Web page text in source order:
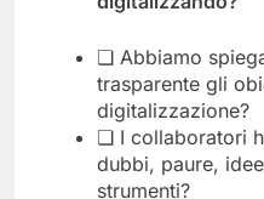
❏ Abbiamo
trasparente gli
digitalizzazione?
❏ I collaboratori
dubbi, paure,
strumenti?